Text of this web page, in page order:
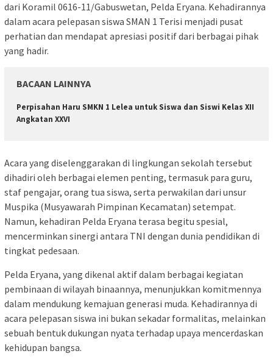
dari Koramil 0616-11/Gabuswetan, Pelda Eryana. Kehadirannya
dalam acara pelepasan siswa SMAN 1 Terisi menjadi pusat
perhatian dan mendapat apresiasi positif dari berbagai pihak
yang hadir.
BACAAN LAINNYA
Perpisahan Haru SMKN 1 Lelea untuk Siswa dan Siswi Kelas XII
Angkatan XXVI
Acara yang diselenggarakan di lingkungan sekolah tersebut
dihadiri oleh berbagai elemen penting, termasuk para guru,
staf pengajar, orang tua siswa, serta perwakilan dari unsur
Muspika (Musyawarah Pimpinan Kecamatan) setempat.
Namun, kehadiran Pelda Eryana terasa begitu spesial,
mencerminkan sinergi antara TNI dengan dunia pendidikan di
tingkat pedesaan.
Pelda Eryana, yang dikenal aktif dalam berbagai kegiatan
pembinaan di wilayah binaannya, menunjukkan komitmennya
dalam mendukung kemajuan generasi muda. Kehadirannya di
acara pelepasan siswa ini bukan sekadar formalitas, melainkan
sebuah bentuk dukungan nyata terhadap upaya mencerdaskan
kehidupan bangsa.